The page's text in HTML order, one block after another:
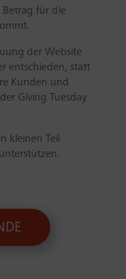
Betrag für die
der Website
entschieden, statt
Kunden und
Giving Tuesday
kleinen Teil